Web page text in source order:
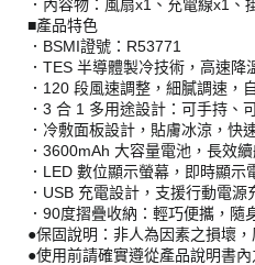
．內容物：風扇x1、充電線x1、
■產品特色
．BSMI證號：R53771
．TES 半導體製冷技術，高速降
．120 段風速調整，細膩調速，
．3 合 1 多用途設計：可手持、
．冷敷面板設計，貼膚冰涼，快
．3600mAh 大容量電池，長效
．LED 數位顯示螢幕，即時顯示
．USB 充電設計，支援行動電源
．90度摺疊收納：輕巧便攜，隨
●保固說明：非人為因素之損壞，
●使用前請確實遵從產品說明書